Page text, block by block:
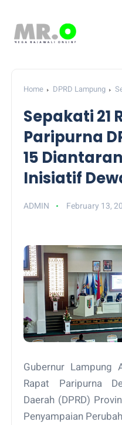
Home DPRD Lampung
Sepakati 21
Paripurna
15
Inisiatif
ADMIN February 13,
Gubernur Lampung
Rapat Paripurna
Daerah (DPRD)
Penyampaian